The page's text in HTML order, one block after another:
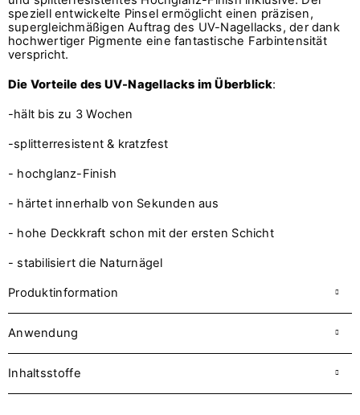
speziell entwickelte Pinsel ermöglicht einen präzisen,
supergleichmäßigen Auftrag des UV-Nagellacks, der dank
hochwertiger Pigmente eine fantastische Farbintensität
verspricht.
Die Vorteile des UV-Nagellacks im Überblick:
-hält bis zu 3 Wochen
-splitterresistent & kratzfest
- hochglanz-Finish
- härtet innerhalb von Sekunden aus
- hohe Deckkraft schon mit der ersten Schicht
- stabilisiert die Naturnägel
Produktinformation
Anwendung
Inhaltsstoffe